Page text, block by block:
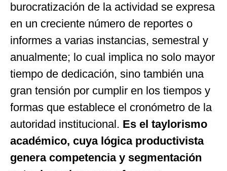
burocratización de la actividad se expresa
en un creciente número de reportes o
informes a varias instancias, semestral y
anualmente; lo cual implica no solo mayor
tiempo de dedicación, sino también una
gran tensión por cumplir en los tiempos y
formas que establece el cronómetro de la
autoridad institucional. Es el taylorismo
académico, cuya lógica productivista
genera competencia y segmentación